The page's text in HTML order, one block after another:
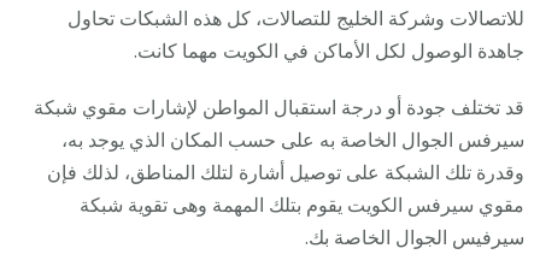
للاتصالات وشركة الخليج للتصالات، كل هذه الشبكات تحاول
جاهدة الوصول لكل الأماكن في الكويت مهما كانت.
قد تختلف جودة أو درجة استقبال المواطن لإشارات مقوي شبكة
سيرفس الجوال الخاصة به على حسب المكان الذي يوجد به،
وقدرة تلك الشبكة على توصيل أشارة لتلك المناطق، لذلك فإن
مقوي سيرفس الكويت يقوم بتلك المهمة وهى تقوية شبكة
سيرفيس الجوال الخاصة بك.